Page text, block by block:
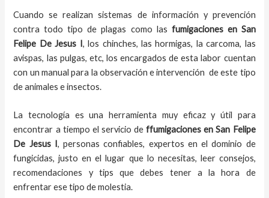
Cuando se realizan sistemas de información y prevención
contra todo tipo de plagas como las fumigacionesen San
Felipe De Jesus I, los chinches, las hormigas, la carcoma, las
avispas, las pulgas, etc, los encargados de esta labor cuentan
con un manual para la observación e intervención de este tipo
de animales e insectos.
La tecnología es una herramienta muy eficaz y útil para
encontrar a tiempo el servicio deffumigaciones en San Felipe
De Jesus I, personas confiables, expertos en el dominio de
fungicidas, justo en el lugar que lo necesitas, leer consejos,
recomendaciones y tips que debes tener a la hora de
enfrentar ese tipo de molestia.